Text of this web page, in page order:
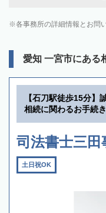
各事務所の詳細情報とお問
愛知 一宮市にある
【石刀駅徒歩15分】
相続に関わるお手続
司法書士三田
土日祝OK